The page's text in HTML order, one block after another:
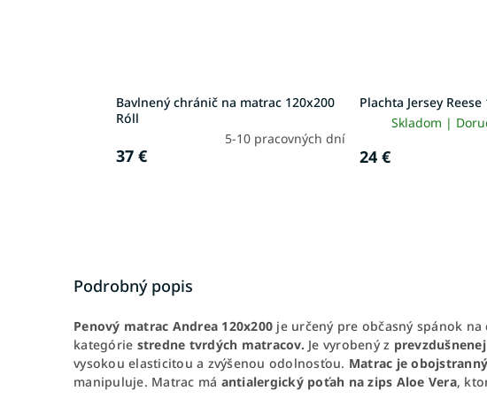
Bavlnený chránič na matrac 120x200
Róll
5-10 pracovných dní
37 €
Plachta Jersey Reese
Skladom |
24 €
Podrobný popis
Penový matrac Andrea 120x200 je určený pre občasný spánok
kategórie stredne tvrdých matracov. Je vyrobený z
vysokou elasticitou a zvýšenou odolnosťou. Matrac je obojstranný
manipuluje. Matrac má antialergický poťah na zips Aloe Vera,